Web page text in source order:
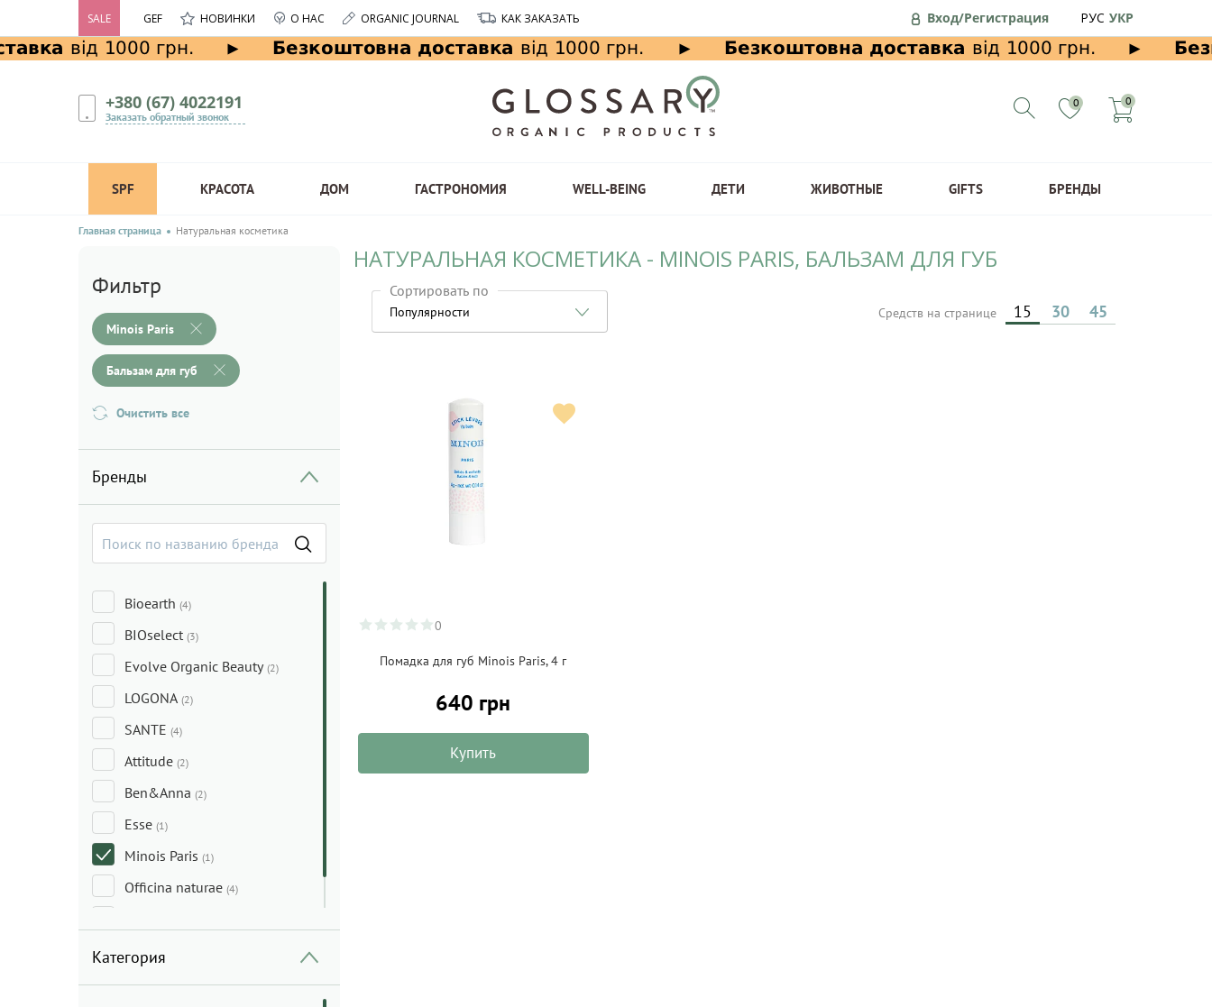
SALE GEF НОВИНКИ О НАС ORGANIC JOURNAL КАК ЗАКАЗАТЬ Вход/Регистрация РУС УКР
+380 (67) 4022191
Заказать обратный звонок
0 0
SPF КРАСОТА ДОМ ГАСТРОНОМИЯ WELL-BEING ДЕТИ ЖИВОТНЫЕ GIFTS БРЕНДЫ
Главная страница Натуральная косметика
Фильтр
Minois Paris
Бальзам для губ
Очистить все
Бренды
Bioearth (4)
BIOselect (3)
Evolve Organic Beauty (2)
LOGONA (2)
SANTE (4)
Attitude (2)
Ben&Anna (2)
Esse (1)
Minois Paris (1)
Officina naturae (4)
Категория
НАТУРАЛЬНАЯ КОСМЕТИКА - MINOIS PARIS, БАЛЬЗАМ ДЛЯ ГУБ
Сортировать по
Популярности Средств на странице 15 30 45
0
Помадка для губ Minois Paris, 4 г
640 грн
Купить